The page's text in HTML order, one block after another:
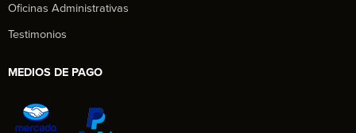
Oficinas Administrativas
Testimonios
MEDIOS DE PAGO